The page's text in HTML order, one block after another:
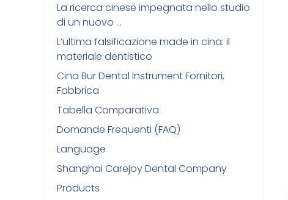
La ricerca cinese impegnata nello studio
di un nuovo …
L’ultima falsificazione made in cina: il
materiale dentistico
Cina Bur Dental Instrument Fornitori,
Fabbrica
Tabella Comparativa
Domande Frequenti (FAQ)
Language
Shanghai Carejoy Dental Company
Products